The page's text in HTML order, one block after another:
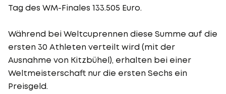
Tag des WM-Finales 133.505 Euro.
Während bei Weltcuprennen diese Summe auf die
ersten 30 Athleten verteilt wird (mit der
Ausnahme von Kitzbühel), erhalten bei einer
Weltmeisterschaft nur die ersten Sechs ein
Preisgeld.